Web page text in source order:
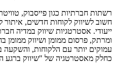
רשתות חברתיות כגון פייסבוק,
חשוב לשיווק לקוחות חדשים, איתור
ייעודי. אסטרטגיות שיווק במדיה
ומרתק, פרסום ממומן ושיווק ממומן
עמוקים יותר עם הלקוחות, והשקעה
כחלק מאסטרטגיה של "שיווק ברגע